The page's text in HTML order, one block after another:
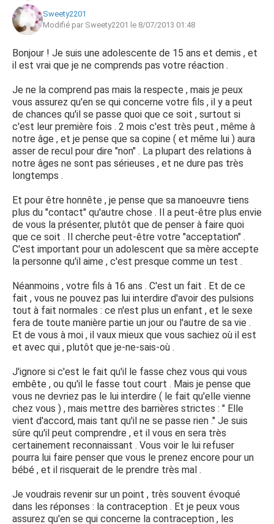
Sweety2201
Modifié par Sweety2201 le 8/07/2013 01:48
Bonjour ! Je suis une adolescente de 15 ans et demis , et
il est vrai que je ne comprends pas votre réaction .
Je ne la comprend pas mais la respecte , mais je peux
vous assurez qu'en se qui concerne votre fils , il y a peut
de chances qu'il se passe quoi que ce soit , surtout si
c'est leur première fois . 2 mois c'est très peut , même à
notre âge , et je pense que sa copine ( et même lui ) aura
asser de recul pour dire "non" . La plupart des relations à
notre âges ne sont pas sérieuses , et ne dure pas très
longtemps .
Et pour être honnête , je pense que sa manoeuvre tiens
plus du "contact" qu'autre chose . Il a peut-être plus envie
de vous la présenter, plutôt que de penser à faire quoi
que ce soit . Il cherche peut-être votre "acceptation" .
C'est important pour un adolescent que sa mère accepte
la personne qu'il aime , c'est presque comme un test .
Néanmoins , votre fils à 16 ans . C'est un fait . Et de ce
fait , vous ne pouvez pas lui interdire d'avoir des pulsions
tout à fait normales : ce n'est plus un enfant , et le sexe
fera de toute manière partie un jour ou l'autre de sa vie .
Et de vous à moi , il vaux mieux que vous sachiez où il est
et avec qui , plutôt que je-ne-sais-où .
J'ignore si c'est le fait qu'il le fasse chez vous qui vous
embête , ou qu'il le fasse tout court . Mais je pense que
vous ne devriez pas le lui interdire ( le fait qu'elle vienne
chez vous ) , mais mettre des barrières strictes : " Elle
vient d'accord, mais tant qu'il ne se passe rien ." Je suis
sûre qu'il peut comprendre , et il vous en sera très
certainement reconnaissant . Vous voir le lui refuser
pourra lui faire penser que vous le prenez encore pour un
bébé , et il risquerait de le prendre très mal .
Je voudrais revenir sur un point , très souvent évoqué
dans les réponses : la contraception . Et je peux vous
assurez qu'en se qui concerne la contraception , les